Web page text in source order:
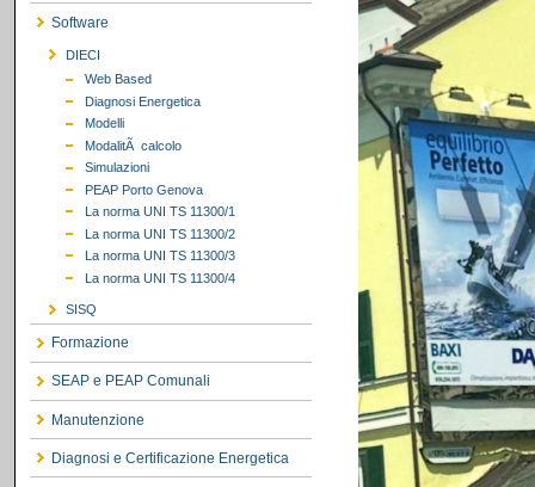
Software
DIECI
Web Based
Diagnosi Energetica
Modelli
ModalitÃ calcolo
Simulazioni
PEAP Porto Genova
La norma UNI TS 11300/1
La norma UNI TS 11300/2
La norma UNI TS 11300/3
La norma UNI TS 11300/4
SISQ
Formazione
SEAP e PEAP Comunali
Manutenzione
Diagnosi e Certificazione Energetica